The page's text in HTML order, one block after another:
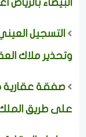
البيضاء بالرياض اعتبارًا
وتحذير ملاك
صفقة عقارية
على طريق الملك